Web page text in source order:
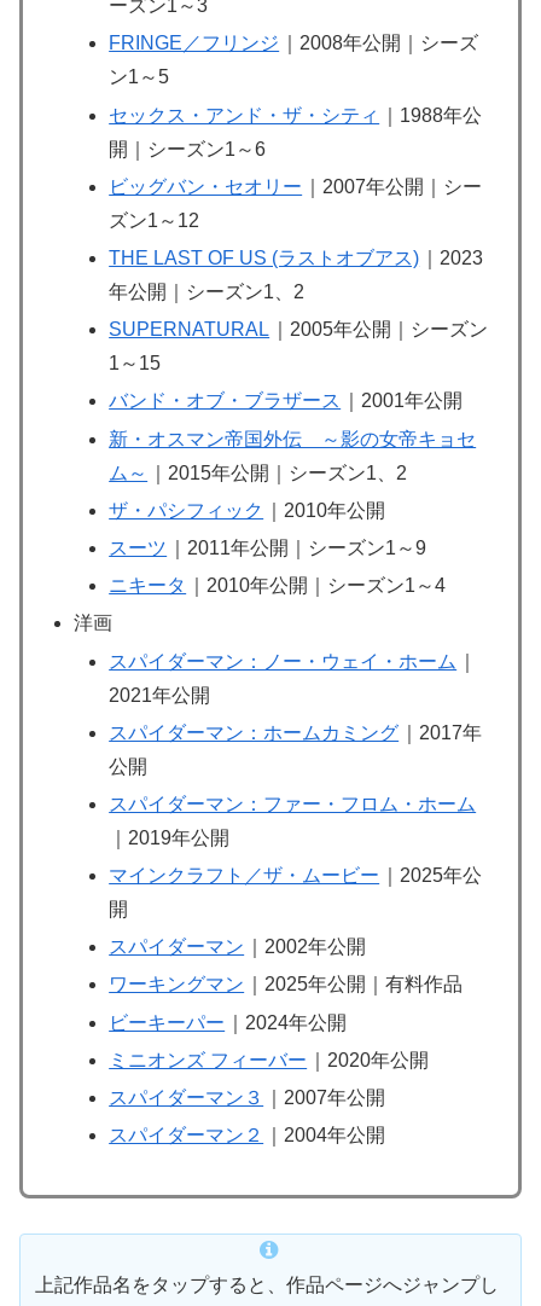
ーズン1～3
FRINGE／フリンジ
｜2008年公開｜シーズ
ン1～5
セックス・アンド・ザ・シティ
｜1988年公
開｜シーズン1～6
ビッグバン・セオリー
｜2007年公開｜シー
ズン1～12
THE LAST OF US (ラストオブアス) ｜2023
年公開｜シーズン1、2
SUPERNATURAL
｜2005年公開｜シーズン
1～15
バンド・オブ・ブラザース
｜2001年公開
新・オスマン帝国外伝 ～影の女帝キョセ
ム～
｜2015年公開｜シーズン1、2
ザ・パシフィック
｜2010年公開
スーツ
｜2011年公開｜シーズン1～9
ニキータ
｜2010年公開｜シーズン1～4
洋画
スパイダーマン：ノー・ウェイ・ホーム
2021年公開
スパイダーマン：ホームカミング ｜2017年
公開
スパイダーマン：ファー・フロム・ホーム
｜2019年公開
マインクラフト／ザ・ムービー
｜2025年公
開
スパイダーマン
｜2002年公開
ワーキングマン
｜2025年公開｜有料作品
ビーキーパー
｜2024年公開
ミニオンズ フィーバー
｜2020年公開
スパイダーマン３
｜2007年公開
スパイダーマン２
｜2004年公開
上記作品名をタップすると、作品ページへジャンプし